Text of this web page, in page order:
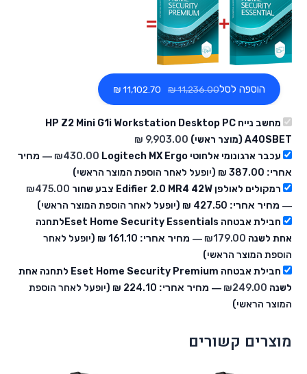
הוספה לסל
‏11,236.00 ₪
מחשב נייח HP Z2 Mini G1i Workstation Desktop PC
A40SBET (מוצר ראשי)
עכבר ארגונומי אלחוטי Logitech MX Ergo
₪430.00
— מחיר
אחרי:
(יופעל לאחר הוספת המוצר הראשי)
רמקולים לאולפן Edifier 2.0 MR4 42W צבע שחור
₪475.00
— מחיר אחרי:
(יופעל לאחר הוספת המוצר הראשי)
חבילת אבטחה Eset Home Security Essentialsלתחנה
אחת לשנה
₪179.00 — מחיר אחרי:
(יופעל לאחר
הוספת המוצר הראשי)
חבילת אבטחה Eset Home Security Premium לתחנה אחת
לשנה
₪249.00 — מחיר אחרי:
(יופעל לאחר הוספת
המוצר הראשי)
מוצרים קשורים